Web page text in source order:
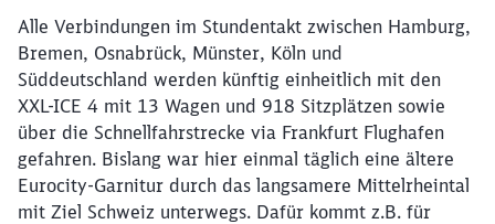
Alle Verbindungen im Stundentakt zwischen Hamburg,
Bremen, Osnabrück, Münster, Köln und
Süddeutschland werden künftig einheitlich mit den
XXL-ICE 4 mit 13 Wagen und 918 Sitzplätzen sowie
über die Schnellfahrstrecke via Frankfurt Flughafen
gefahren. Bislang war hier einmal täglich eine ältere
Eurocity-Garnitur durch das langsamere Mittelrheintal
mit Ziel Schweiz unterwegs. Dafür kommt z.B. für